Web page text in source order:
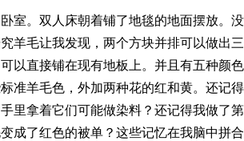
室。双人床朝着铺了地毯的地面摆放。没
羊毛让我发现，两个方块并排可以做出
以直接铺在现有地板上。并且有五种颜
准羊毛色，外加两种花的红和黄。还记
里拿着它们可能做染料？还记得我做了
成了红色的被单？这些记忆在我脑中拼